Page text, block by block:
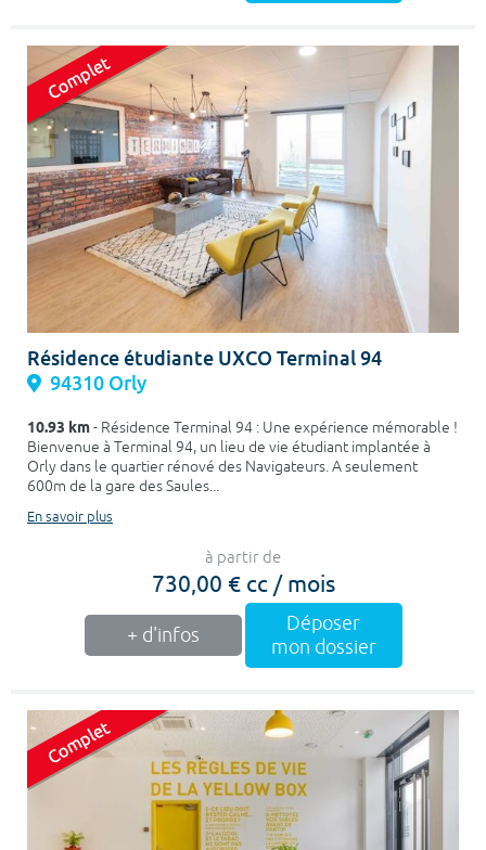
Résidence étudiante UXCO Terminal 94
94310 Orly
10.93 km- Résidence Terminal 94 : Une expérience mémorable !
Bienvenue à Terminal 94, un lieu de vie étudiant implantée à
Orly dans le quartier rénové des Navigateurs. A seulement
600m de la gare des Saules...
En savoir plus
à partir de
730,00 € cc / mois
+ d'infos
Déposer
mon dossier